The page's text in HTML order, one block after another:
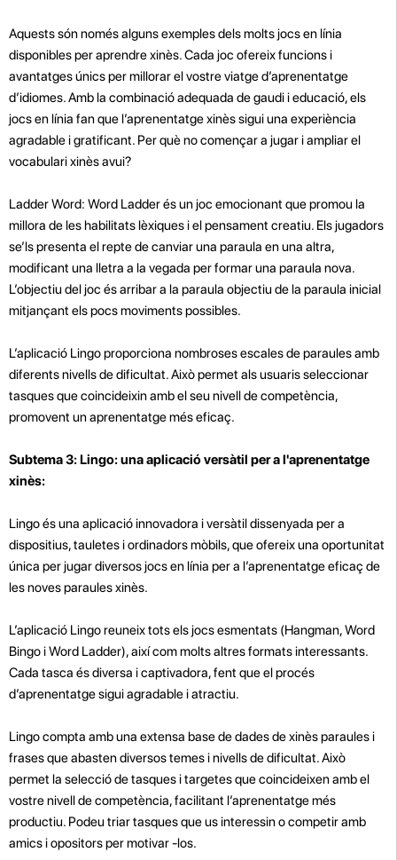
Aquests són només alguns exemples dels molts jocs en línia
disponibles per aprendre xinès. Cada joc ofereix funcions i
avantatges únics per millorar el vostre viatge d’aprenentatge
d’idiomes. Amb la combinació adequada de gaudi i educació, els
jocs en línia fan que l’aprenentatge xinès sigui una experiència
agradable i gratificant. Per què no començar a jugar i ampliar el
vocabulari xinès avui?
Ladder Word: Word Ladder és un joc emocionant que promou la
millora de les habilitats lèxiques i el pensament creatiu. Els jugadors
se’ls presenta el repte de canviar una paraula en una altra,
modificant una lletra a la vegada per formar una paraula nova.
L’objectiu del joc és arribar a la paraula objectiu de la paraula inicial
mitjançant els pocs moviments possibles.
L’aplicació Lingo proporciona nombroses escales de paraules amb
diferents nivells de dificultat. Això permet als usuaris seleccionar
tasques que coincideixin amb el seu nivell de competència,
promovent un aprenentatge més eficaç.
Subtema 3: Lingo: una aplicació versàtil per a l'aprenentatge
xinès:
Lingo és una aplicació innovadora i versàtil dissenyada per a
dispositius, tauletes i ordinadors mòbils, que ofereix una oportunitat
única per jugar diversos jocs en línia per a l’aprenentatge eficaç de
les noves paraules xinès.
L’aplicació Lingo reuneix tots els jocs esmentats (Hangman, Word
Bingo i Word Ladder), així com molts altres formats interessants.
Cada tasca és diversa i captivadora, fent que el procés
d’aprenentatge sigui agradable i atractiu.
Lingo compta amb una extensa base de dades de xinès paraules i
frases que abasten diversos temes i nivells de dificultat. Això
permet la selecció de tasques i targetes que coincideixen amb el
vostre nivell de competència, facilitant l’aprenentatge més
productiu. Podeu triar tasques que us interessin o competir amb
amics i opositors per motivar -los.